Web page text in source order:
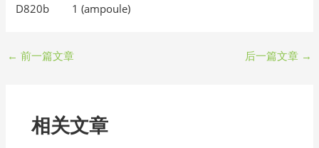
D820b 1 (ampoule)
← 前一篇文章 后一篇文章 →
相关文章